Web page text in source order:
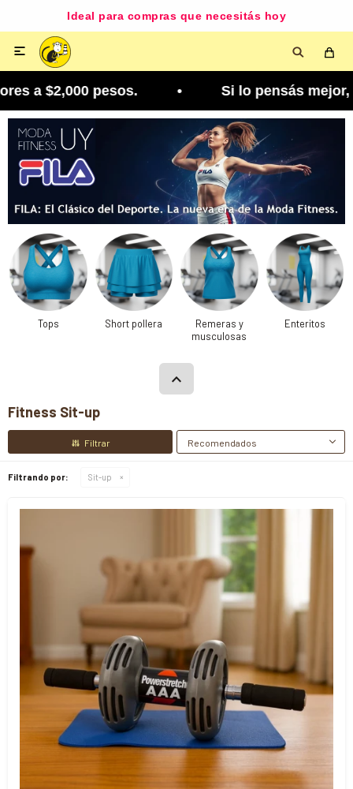
Ideal para compras que necesitás hoy

a $2,000 pesos. • Si lo pensás mejor, lo
Tops Short pollera
Remeras y
musculosas
Enteritos
Fitness Sit-up
Recomendados
Filtrando por: Sit-up